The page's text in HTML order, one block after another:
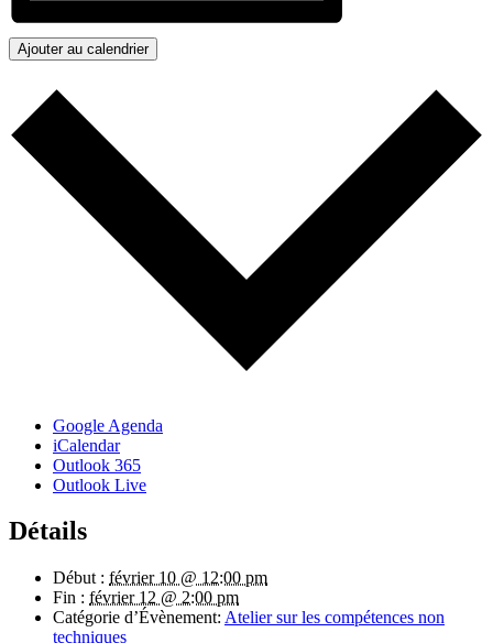
Ajouter au calendrier
Google Agenda
iCalendar
Outlook 365
Outlook Live
Détails
Début : février 10 @ 12:00 pm
Fin : février 12 @ 2:00 pm
Catégorie d’Évènement: Atelier sur les compétences non
techniques